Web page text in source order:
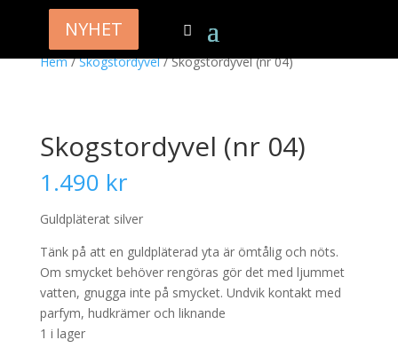
Hem/Skogstordyvel/ Skogstordyvel (nr 04)
NYHET
Skogstordyvel (nr 04)
1.490 kr
Guldpläterat silver
Tänk på att en guldpläterad yta är ömtålig och nöts.
Om smycket behöver rengöras gör det med ljummet
vatten, gnugga inte på smycket. Undvik kontakt med
parfym, hudkrämer och liknande
1 i lager
NYHET
NYHET
NYHET